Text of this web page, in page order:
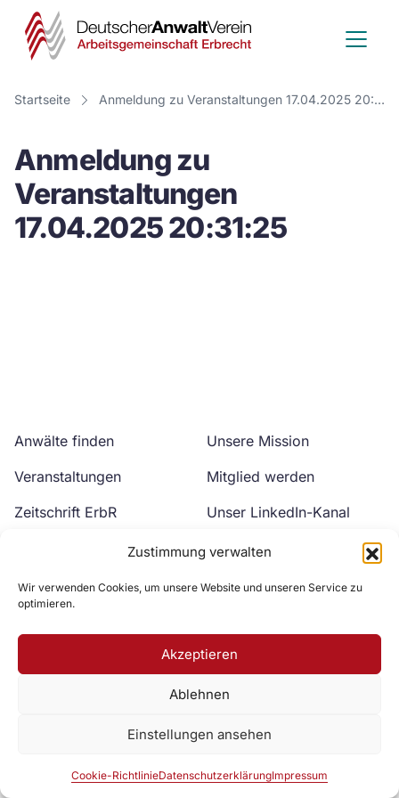
Zustimmung verwalten
Wir verwenden Cookies, um unsere Website und unseren Service zu
optimieren.
Akzeptieren
Ablehnen
Einstellungen ansehen
Cookie-RichtlinieDatenschutzerklärungImpressum
Deutscher
Anwalt
Verein
Startseite Anmeldung zu Veranstaltungen 17.04.2025 20:31:25
Anmeldung zu
Veranstaltungen
17.04.2025 20:31:25
Anwälte finden
Veranstaltungen
Zeitschrift ErbR
Unsere Mission
Mitglied werden
Unser LinkedIn-Kanal
Unser YouTube-Kanal
Zur DAV Webseite